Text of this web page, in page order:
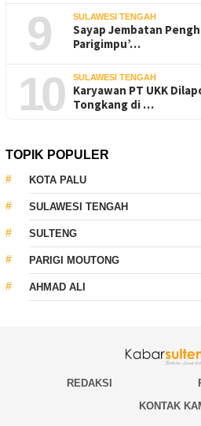
9 SULAWESI TENGAH
Sayap Jembatan
Parigimpu’…
10 SULAWESI TENGAH
Karyawan PT UKK
Tongkang di …
TOPIK POPULER
KOTA PALU
SULAWESI TENGAH
SULTENG
PARIGI MOUTONG
AHMAD ALI
REDAKSI
KONTAK